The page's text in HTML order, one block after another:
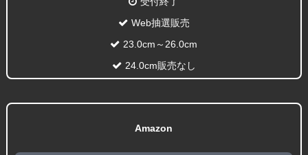
Web抽選販売
23.0cm～26.0cm
24.0cm販売なし
Amazon